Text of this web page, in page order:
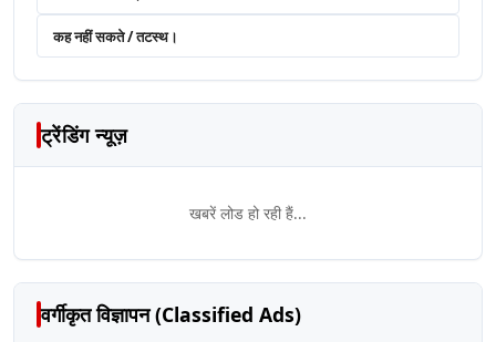
कह नहीं सकते / तटस्थ।
ट्रेंडिंग न्यूज़
खबरें लोड हो रही हैं...
वर्गीकृत विज्ञापन (Classified Ads)